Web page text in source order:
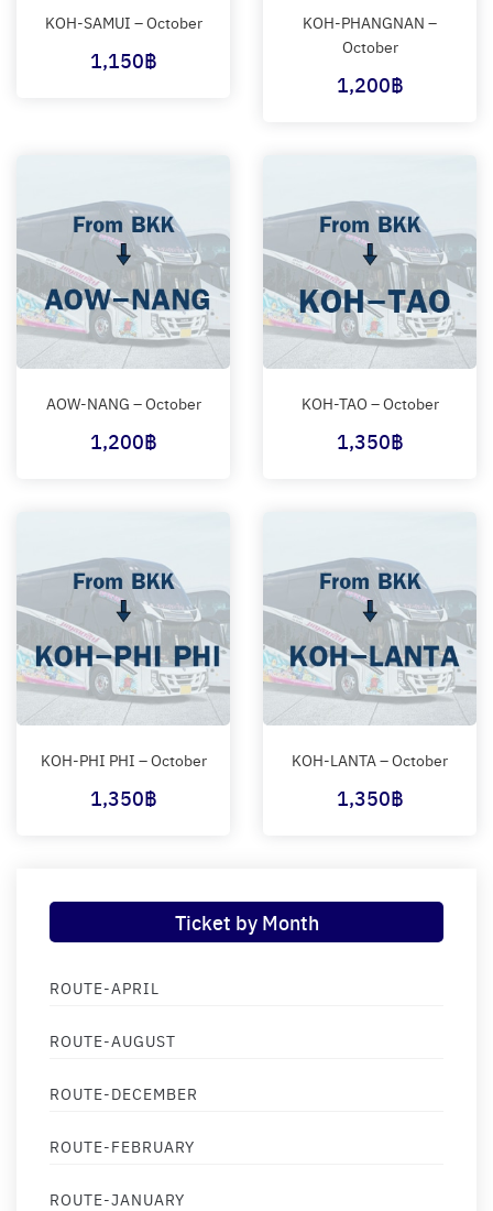
KOH-SAMUI – October
1,150฿
KOH-PHANGNAN –
October
1,200฿
AOW-NANG – October
1,200฿
KOH-TAO – October
1,350฿
KOH-PHI PHI – October
1,350฿
KOH-LANTA – October
1,350฿
Ticket by Month
ROUTE-APRIL
ROUTE-AUGUST
ROUTE-DECEMBER
ROUTE-FEBRUARY
ROUTE-JANUARY